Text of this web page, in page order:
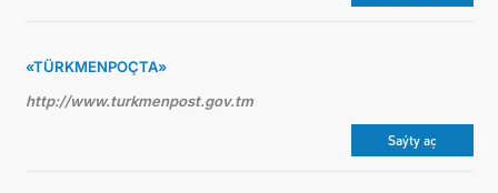
«TÜRKMENPOÇTA»
http://www.turkmenpost.gov.tm
Saýty aç